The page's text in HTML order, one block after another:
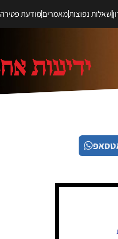
שאלות נפוצותמאמריםמודעת פטירה